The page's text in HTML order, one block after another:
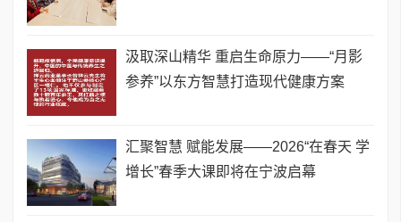
汲取深山精华 重启生命原力——“月影
参养”以东方智慧打造现代健康方案
汇聚智慧 赋能发展——2026“在春天 学
增长”春季大课即将在宁波启幕